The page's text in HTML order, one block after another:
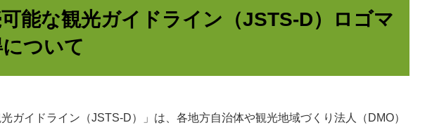
可能な観光ガイドライン（JSTS-D）ロゴマ
ついて
光ガイドライン（JSTS-D）」は、各地方自治体や観光地域づくり法人（DMO）